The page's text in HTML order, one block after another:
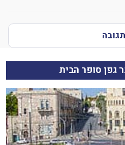
תגובה
גפן סופר הבית